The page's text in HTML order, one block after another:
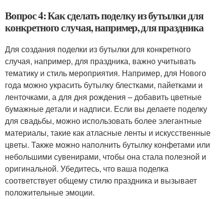
Вопрос 4: Как сделать поделку из бутылки для
конкретного случая, например, для праздника
Для создания поделки из бутылки для конкретного
случая, например, для праздника, важно учитывать
тематику и стиль мероприятия. Например, для Нового
года можно украсить бутылку блестками, пайетками и
ленточками, а для дня рождения – добавить цветные
бумажные детали и надписи. Если вы делаете поделку
для свадьбы, можно использовать более элегантные
материалы, такие как атласные ленты и искусственные
цветы. Также можно наполнить бутылку конфетами или
небольшими сувенирами, чтобы она стала полезной и
оригинальной. Убедитесь, что ваша поделка
соответствует общему стилю праздника и вызывает
положительные эмоции.